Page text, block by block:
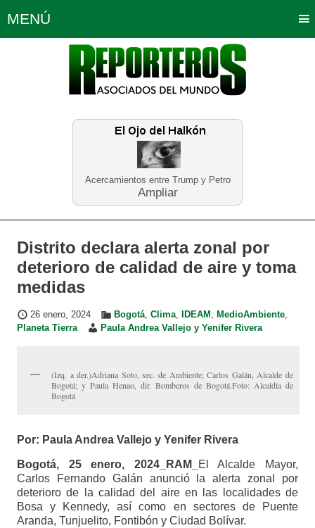
Acercamientos entre Trump y Petro
Ampliar
MENÚ
Política Opinión Bogotá
Planeta Tierra Deportes
Educación Neira
Distrito declara alerta zonal por
deterioro de calidad de aire y toma
medidas
26 enero, 2024 Bogotá, Clima, IDEAM , MedioAmbiente,
Planeta Tierra
Paula Andrea Vallejo y Yenifer Rivera
(Izq. a der.)Adriana Soto, sec. de Ambiente; Carlos Galán, Alcalde de
Bogotá; y Paula Henao, dir. Bomberos de Bogotá.Foto: Alcaldía de
Bogotá
Por: Paula Andrea Vallejo y Yenifer Rivera
Bogotá, 25 enero, 2024_RAM_
El Alcalde Mayor,
Carlos Fernando Galán anunció la alerta zonal por
deterioro de la calidad del aire en las localidades de
Bosa y Kennedy, así como en sectores de Puente
Aranda, Tunjuelito, Fontibón y Ciudad Bolívar.